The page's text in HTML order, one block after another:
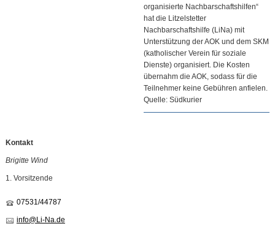
organisierte Nachbarschaftshilfen“
hat die Litzelstetter
Nachbarschaftshilfe (LiNa) mit
Unterstützung der AOK und dem SKM
(katholischer Verein für soziale
Dienste) organisiert. Die Kosten
übernahm die AOK, sodass für die
Teilnehmer keine Gebühren anfielen.
Quelle: Südkurier
Kontakt
Brigitte Wind
1. Vorsitzende
07531/44787
info@Li-Na.de